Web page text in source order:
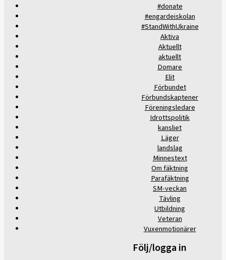
#donate
#engardeiskolan
#StandWithUkraine
Aktiva
Aktuellt
aktuellt
Domare
Elit
Förbundet
Förbundskaptener
Föreningsledare
Idrottspolitik
kansliet
Läger
landslag
Minnestext
Om fäktning
Parafäktning
SM-veckan
Tävling
Utbildning
Veteran
Vuxenmotionärer
Följ/logga in